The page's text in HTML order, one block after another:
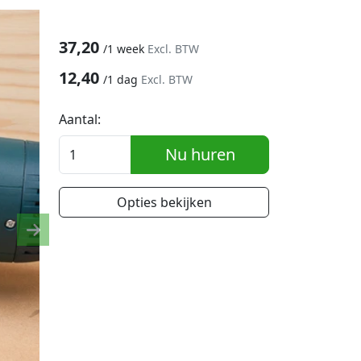
12,40 /1 dag Excl. BTW
37,20 /1 week Excl. BTW
Aantal:
Nu huren
Opties bekijken
Next